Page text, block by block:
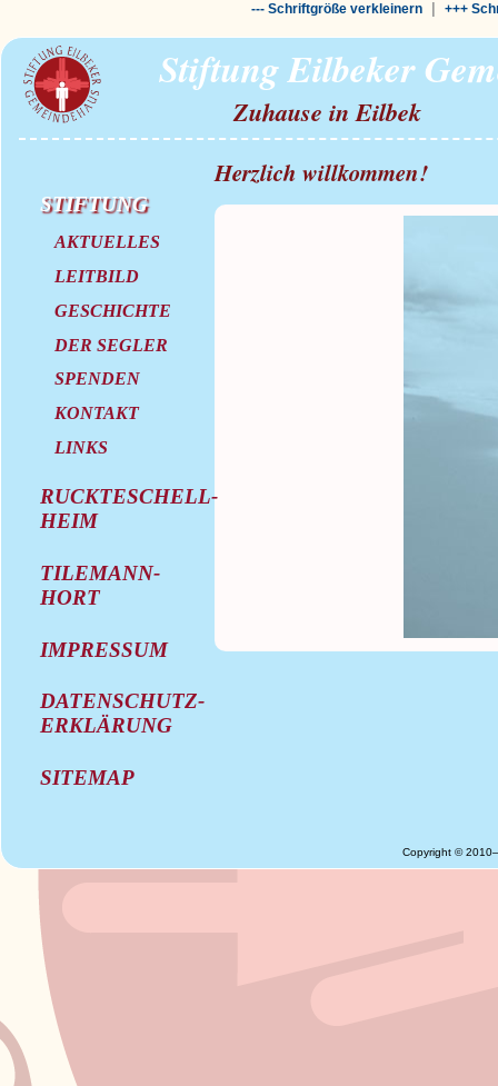
--- Schriftgröße verkleinern| +++
Stiftung Eilbeker
Zuhause in Eilbek
STIFTUNG
AKTUELLES
LEITBILD
GESCHICHTE
DER SEGLER
SPENDEN
KONTAKT
LINKS
RUCKTESCHELL-
HEIM
TILEMANN-
HORT
IMPRESSUM
DATENSCHUTZ-
ERKLÄRUNG
SITEMAP
Herzlich willkommen!
Copyright ©